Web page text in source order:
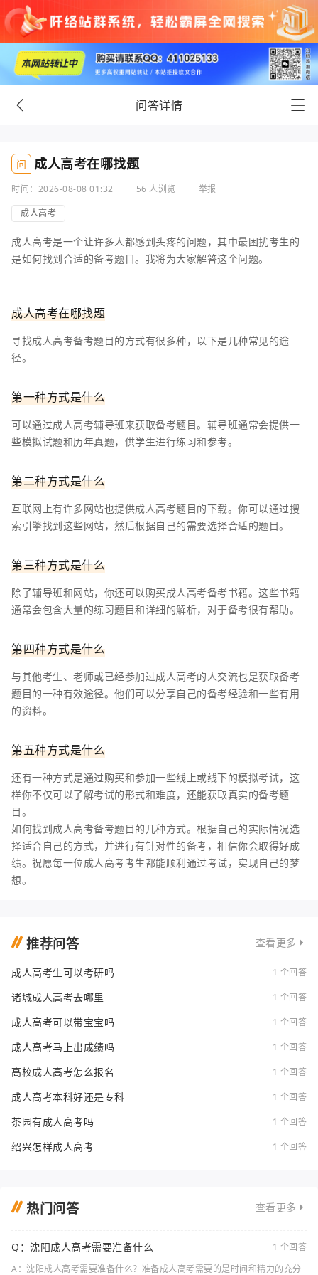
问答详情
问 成人高考在哪找题
时间：2026-08-08 01:32 56 人浏览
举报
成人高考
成人高考是一个让许多人都感到头疼的问题，其中最困扰考生的
是如何找到合适的备考题目。我将为大家解答这个问题。
成人高考在哪找题
寻找成人高考备考题目的方式有很多种，以下是几种常见的途
径。
第一种方式是什么
可以通过成人高考辅导班来获取备考题目。辅导班通常会提供一
些模拟试题和历年真题，供学生进行练习和参考。
第二种方式是什么
互联网上有许多网站也提供成人高考题目的下载。你可以通过搜
索引擎找到这些网站，然后根据自己的需要选择合适的题目。
第三种方式是什么
除了辅导班和网站，你还可以购买成人高考备考书籍。这些书籍
通常会包含大量的练习题目和详细的解析，对于备考很有帮助。
第四种方式是什么
与其他考生、老师或已经参加过成人高考的人交流也是获取备考
题目的一种有效途径。他们可以分享自己的备考经验和一些有用
的资料。
第五种方式是什么
还有一种方式是通过购买和参加一些线上或线下的模拟考试，这
样你不仅可以了解考试的形式和难度，还能获取真实的备考题
目。
如何找到成人高考备考题目的几种方式。根据自己的实际情况选
择适合自己的方式，并进行有针对性的备考，相信你会取得好成
绩。祝愿每一位成人高考考生都能顺利通过考试，实现自己的梦
想。
推荐问答 查看更多
成人高考生可以考研吗 1 个回答
诸城成人高考去哪里 1 个回答
成人高考可以带宝宝吗 1 个回答
成人高考马上出成绩吗 1 个回答
高校成人高考怎么报名 1 个回答
成人高考本科好还是专科 1 个回答
茶园有成人高考吗 1 个回答
绍兴怎样成人高考 1 个回答
热门问答 查看更多
Q：沈阳成人高考需要准备什么
1 个回答
A：沈阳成人高考需要准备什么？准备成人高考需要的是时间和精力的充分